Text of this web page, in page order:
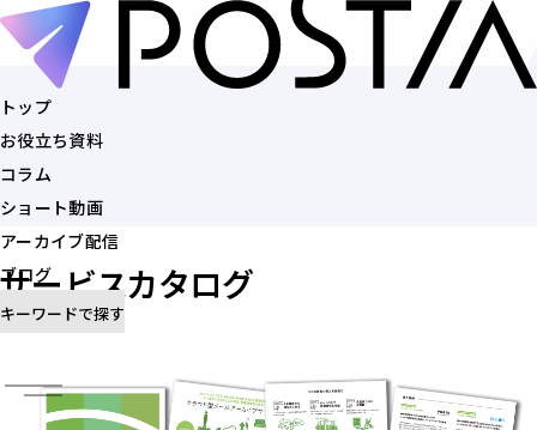
トップ
お役立ち資料
コラム
ショート動画
アーカイブ配信
ブログ
キーワードで探す
トップ
お役立ち資料
コラム
ショート動画
アーカイブ配信
ブログ
記事を探す
サービスカタログ